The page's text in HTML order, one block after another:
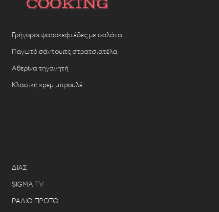
Γρήγοροι ψαροκεφτέδες με σαλάτα
Παγωτό σάντουιτς στρατσιατέλα
Αθερίνα τηγανητή
Κλασική κρεμ μπρουλέ
ΔΙΑΣ
SIGMA TV
ΡΑΔΙΟ ΠΡΩΤΟ